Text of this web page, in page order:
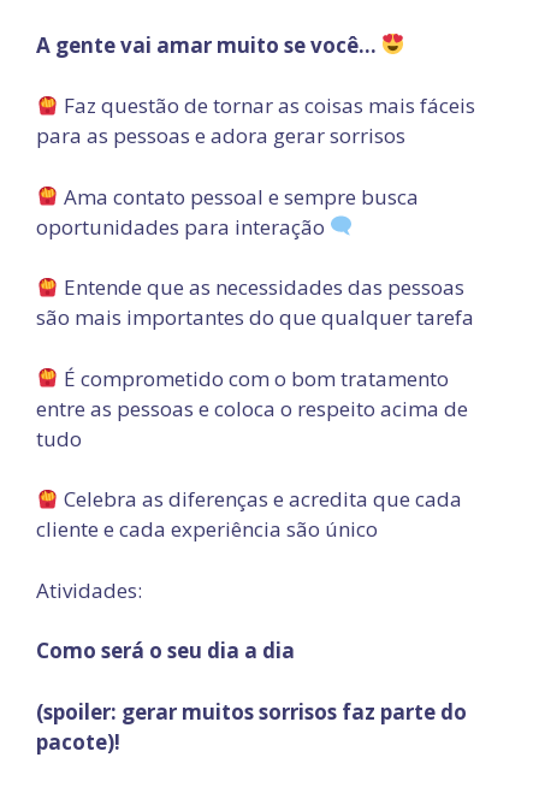
A gente vai amar muito se você…
Faz questão de tornar as coisas mais fáceis
para as pessoas e adora gerar sorrisos
Ama contato pessoal e sempre busca
oportunidades para interação
Entende que as necessidades das pessoas
são mais importantes do que qualquer tarefa
É comprometido com o bom tratamento
entre as pessoas e coloca o respeito acima de
tudo
Celebra as diferenças e acredita que cada
cliente e cada experiência são único
Atividades:
Como será o seu dia a dia
(spoiler: gerar muitos sorrisos faz parte do
pacote)!